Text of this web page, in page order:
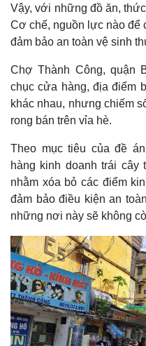
Nhận diện sự thật
Vậy, với những đồ ăn,
Cơ chế, nguồn lực nào để
đảm bảo an toàn vệ sinh
Chợ Thành Công, quận
chục cửa hàng, địa điểm
khác nhau, nhưng chiếm
rong bán trên vỉa hè.
Theo mục tiêu của đề
hàng kinh doanh trái cây
nhằm xóa bỏ các điểm
đảm bảo điều kiện an
những nơi này sẽ không